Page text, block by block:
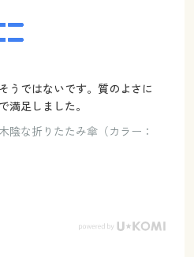
うではないです。質のよさに
満足しました。
な折りたたみ傘（カラー：